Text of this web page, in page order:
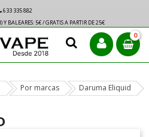
633 335 882
Y BALEARES: 5€ / GRATIS A PARTIR DE 25€
0
Por marcas Daruma Eliquid